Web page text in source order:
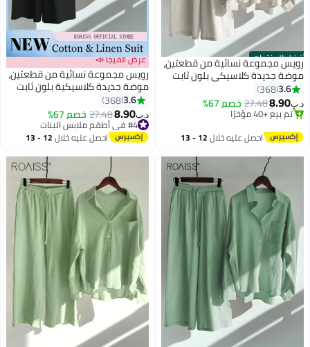
أفضل المنتجات
رويس مجموعة نسائية من قطعتين،
موضة جديدة كلاسيكي بلون ثابت
من قماش القطن والكتان، مناسب
للصيف والربيع، مقاسات كبيرة
للنساء، قابل للتنفس وبارد، قميص
طويل الأكمام بياقة، بنطلون واسع
3.6
368
د.ب‏8.90
27.48خصم 67%
#2 في أطقم ملابس البنات
تم بيع +40 مؤخرًا
#2 في أطقم ملابس البنات
احصل عليه خلال 12 - 13
عرض الميجا 📣
رويس مجموعة نسائية من قطعتين،
موضة جديدة كلاسيكية بلون ثابت
من قماش القطن والكتان، مناسب
للصيف والربيع، مقاسات كبيرة
للنساء، قابل للتنفس وبارد، قميص
طويل الأكمام بياقة، بنطلون واسع.
3.6
368
د.ب‏8.90
27.48خصم 67%
#4 في أطقم ملابس البنات
#4 في أطقم ملابس البنات احصل عليه خلال 12 - 13